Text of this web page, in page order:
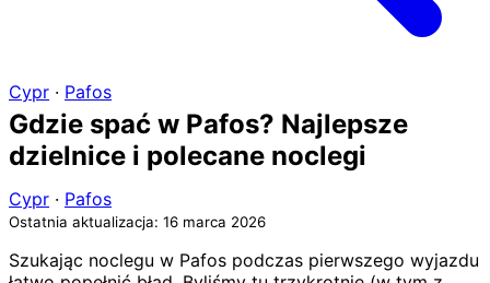
Cypr · Pafos
Gdzie spać w Pafos? Najlepsze
dzielnice i polecane noclegi
Cypr · Pafos
Ostatnia aktualizacja: 16 marca 2026
Szukając noclegu w Pafos podczas pierwszego wyjazdu